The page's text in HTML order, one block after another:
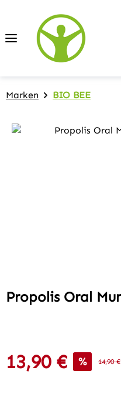
Zum Hauptinhalt springen
Marken BIO BEE
Bildergalerie
Propolis Oral
Verkaufspreis:
13,90 € % 14,90 €